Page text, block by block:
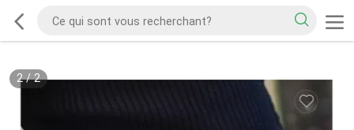
2/2